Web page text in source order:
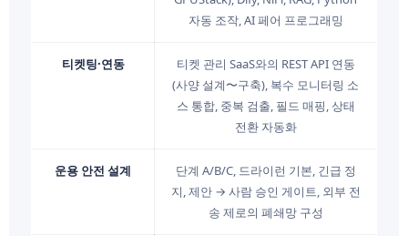
자동 조작, AI 페어 프로그래밍
티켓팅·연동
티켓 관리 SaaS와의 REST API 연동
(사양 설계〜구축), 복수 모니터링 소
스 통합, 중복 검출, 필드 매핑, 상태
전환 자동화
운용 안전 설계
단계 A/B/C, 드라이런 기본, 긴급 정
지, 제안 → 사람 승인 게이트, 외부 전
송 제로의 폐쇄망 구성